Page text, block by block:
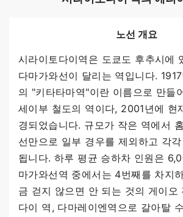
노선 개요
시라이토다이역은 도쿄도 후추시에
다마가와선이 달리는 역입니다.
의 "키타타마역"이란 이름으로 만들
세이부 철도의 역이다, 2001년에 현
경되었습니다. 규모가 작은 역에서
선만으로 일부 경우를 제외하고 각
됩니다. 하루 평균 승하차 인원은
마가와선역 중에서는 4번째를 차지
금 걷지 않으면 안 되는 것의 게이오
다이 역, 다마레이엔역으로 갈아탈